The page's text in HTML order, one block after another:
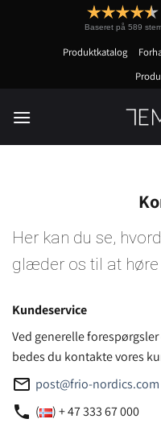
Baseret på 589
Produktkatalog
Her kan du se,
glæder os til at høre
Kundeservice
Ved generelle
bedes du kontakte vores
mail_outline post@frio-nordics.com
phone ( ) + 47 333 67 000